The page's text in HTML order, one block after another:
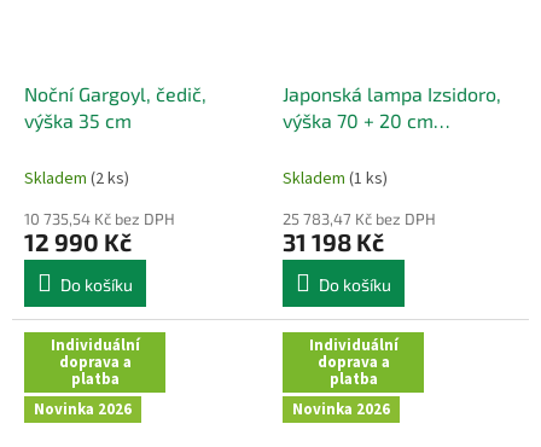
Noční Gargoyl, čedič,
výška 35 cm
Skladem (2 ks)
10 735,54 Kč bez DPH
12 990 Kč
Do košíku
Japonská lampa Izsidoro,
výška 70 + 20 cm
Skladem (1 ks)
25 783,47 Kč bez DPH
31 198 Kč
Do košíku
Individuální
doprava a
platba
Novinka 2026
Individuální
doprava a
platba
Novinka 2026